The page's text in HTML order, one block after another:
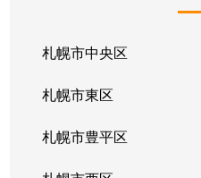
札幌市中央区
札幌市東区
札幌市豊平区